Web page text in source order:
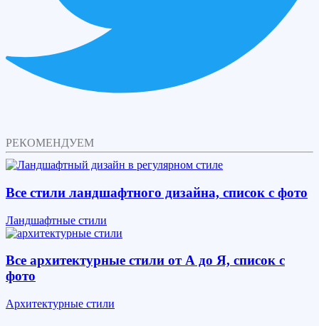
РЕКОМЕНДУЕМ
Все стили ландшафтного дизайна, список с фото
Ландшафтные стили
Все архитектурные стили от А до Я, список с
фото
Архитектурные стили